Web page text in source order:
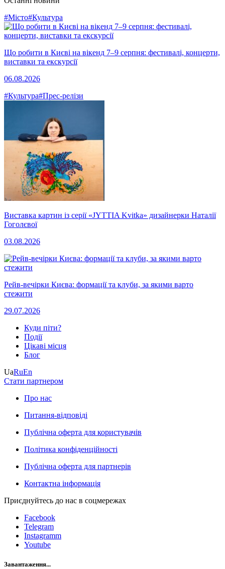
#Місто#Культура
Що робити в Києві на вікенд 7–9 серпня: фестивалі, концерти,
виставки та екскурсії
06.08.2026
#Культура#Прес-релізи
Виставка картин із серії «JYTTIA Kvitka» дизайнерки Наталії
Гоголєвої
03.08.2026
Рейв-вечірки Києва: формації та клуби, за якими варто
стежити
29.07.2026
Куди піти?
Події
Цікаві місця
Блог
UaRuEn
Стати партнером
Про нас
Питання-відповіді
Публічна оферта для користувачів
Політика конфіденційності
Публічна оферта для партнерів
Контактна інформація
Приєднуйтесь до нас в соцмережах
Facebook
Telegram
Instagramm
Youtube
Завантаження...